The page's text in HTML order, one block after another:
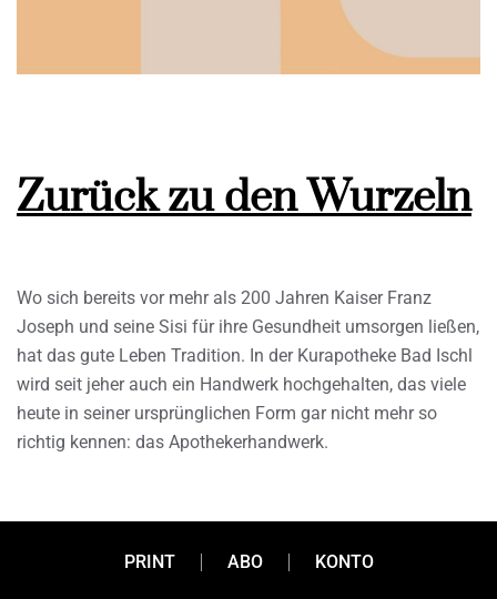
Zurück zu den Wurzeln
Wo sich bereits vor mehr als 200 Jahren Kaiser Franz
Joseph und seine Sisi für ihre Gesundheit umsorgen ließen,
hat das gute Leben Tradition. In der Kurapotheke Bad Ischl
wird seit jeher auch ein Handwerk hochgehalten, das viele
heute in seiner ursprünglichen Form gar nicht mehr so
richtig kennen: das Apothekerhandwerk.
PRINT ABO KONTO